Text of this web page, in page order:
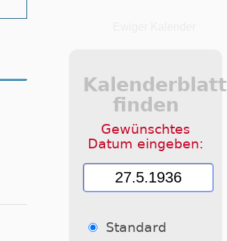
Kalenderblatt
finden
Gewünschtes
Datum eingeben:
Standard